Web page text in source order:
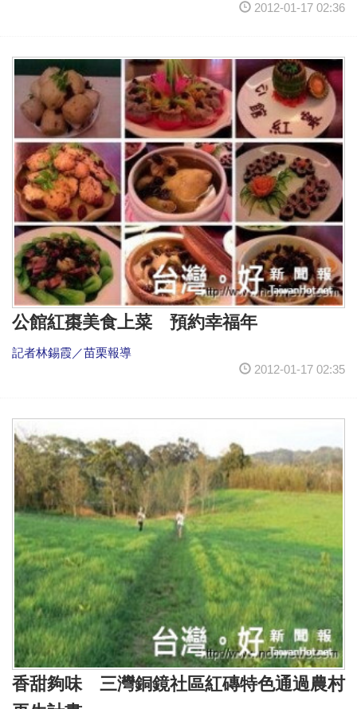
2012-01-17 02:36
公館紅棗美食上菜 預約幸福年
記者林錫霞／苗栗報導
2012-01-17 02:35
香甜夠味 三灣銅鏡社區紅磚特色通過農村